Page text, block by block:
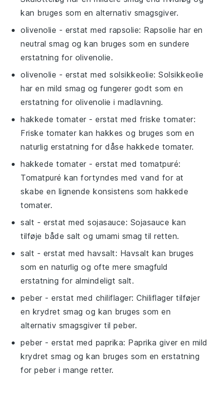
kan bruges som en alternativ smagsgiver.
olivenolie - erstat medrapsolie: Rapsolie har en
neutral smag og kan bruges som en sundere
erstatning for olivenolie.
olivenolie - erstat medsolsikkeolie: Solsikkeolie
har en mild smag og fungerer godt som en
erstatning for olivenolie i madlavning.
hakkede tomater - erstat med friske tomater:
Friske tomater kan hakkes og bruges som en
naturlig erstatning for dåse hakkede tomater.
hakkede tomater - erstat med tomatpuré:
Tomatpuré kan fortyndes med vand for at
skabe en lignende konsistens som hakkede
tomater.
salt - erstat medsojasauce: Sojasauce kan
tilføje både salt og umami smag til retten.
salt - erstat medhavsalt: Havsalt kan bruges
som en naturlig og ofte mere smagfuld
erstatning for almindeligt salt.
peber - erstat med chiliflager: Chiliflager tilføjer
en krydret smag og kan bruges som en
alternativ smagsgiver til peber.
peber - erstat med paprika: Paprika giver en mild
krydret smag og kan bruges som en erstatning
for peber i mange retter.